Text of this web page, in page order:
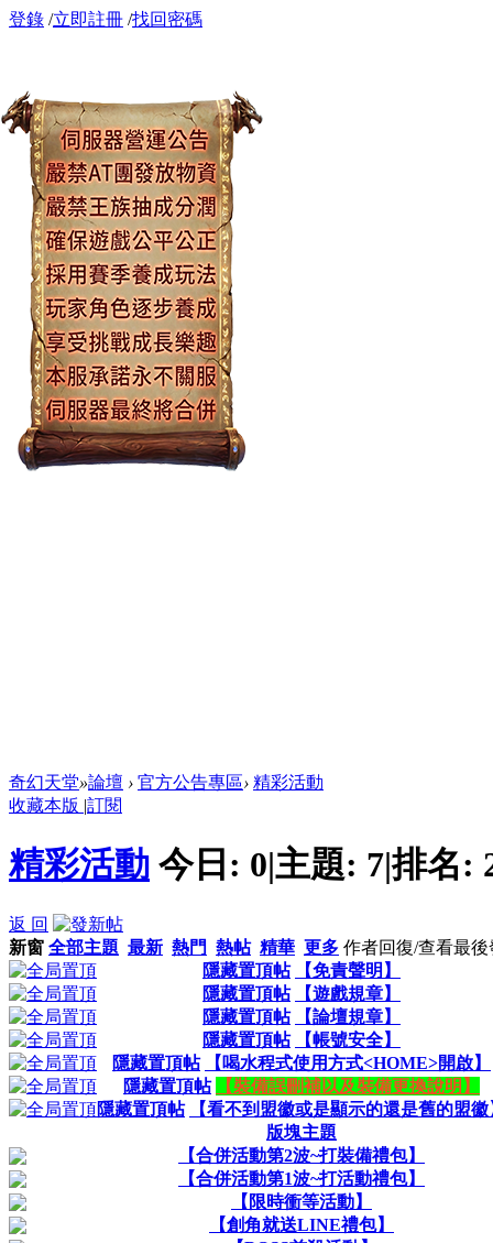
登錄 /立即註冊 /找回密碼
奇幻天堂»論壇 › 官方公告專區› 精彩活動
收藏本版 |訂閱
精彩活動 今日: 0|主題: 7|排名:
返 回
新窗 全部主題 最新 熱門 熱帖 精華 更多 作者回復/查看最後
隱藏置頂帖
【免責聲明】
隱藏置頂帖
【遊戲規章】
隱藏置頂帖
【論壇規章】
隱藏置頂帖
【帳號安全】
隱藏置頂帖
【喝水程式使用方式<HOME>開啟】
隱藏置頂帖
【裝備誤刪補以及裝備更換說明】
隱藏置頂帖
【看不到盟徽或是顯示的還是舊的盟徽
版塊主題
【合併活動第2波~打裝備禮包】
【合併活動第1波~打活動禮包】
【限時衝等活動】
【創角就送LINE禮包】